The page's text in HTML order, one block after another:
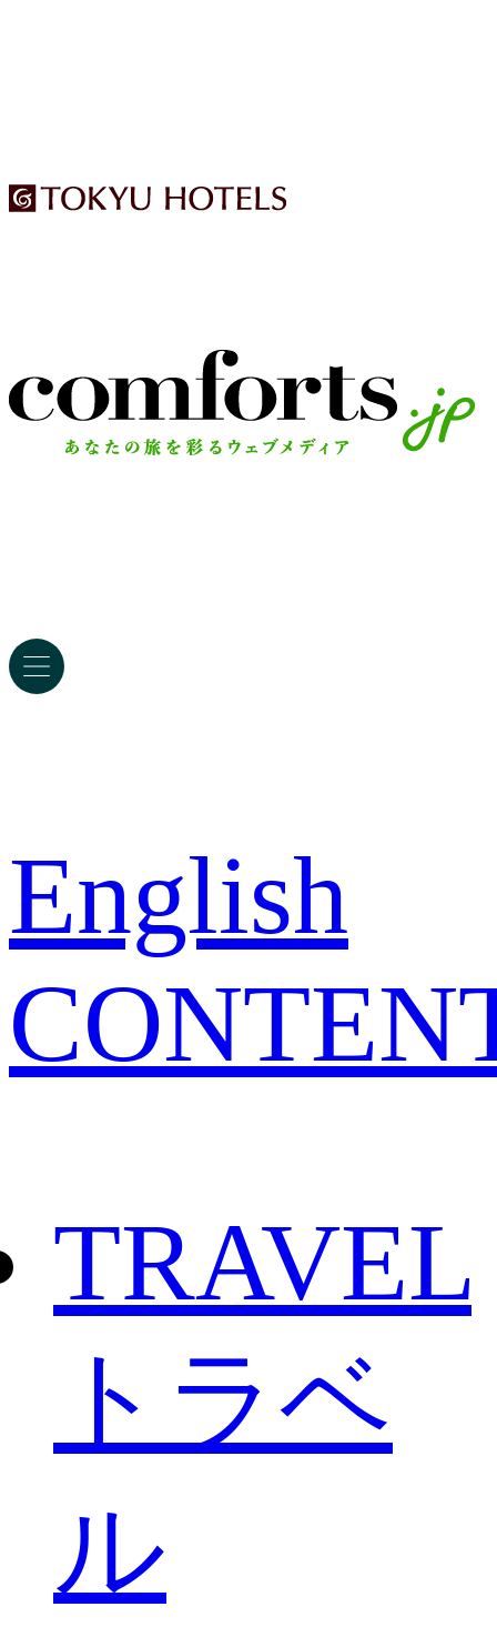
English
TRAVEL
トラベ
ル